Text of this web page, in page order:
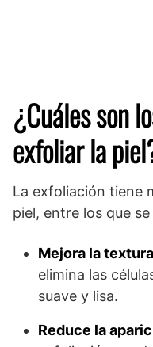
¿Cuáles son
exfoliar la
La exfoliación tiene
piel, entre los que
Mejora la
elimina las
suave y lisa.
Reduce la